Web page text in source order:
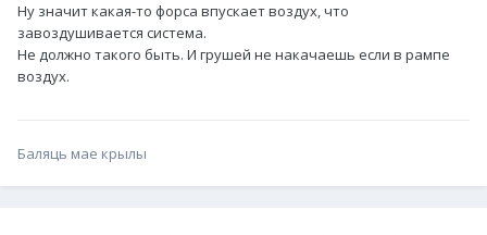
Ну значит какая-то форса впускает воздух, что
завоздушивается система.
Не должно такого быть. И грушей не накачаешь если в рампе
воздух.
Баляць мае крылы